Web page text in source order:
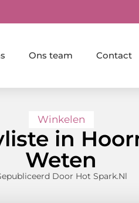
Ons team Contact
Winkelen
in
Weten
Door Hot Spark.nl